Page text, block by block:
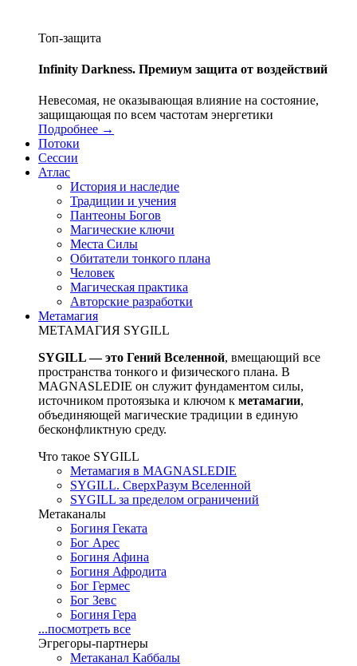
Топ-защита
Infinity Darkness. Премиум защита от воздействий
Невесомая, не оказывающая влияние на состояние,
защищающая по всем частотам энергетики
Подробнее →
Потоки
Сессии
Атлас
История и наследие
Традиции и учения
Пантеоны Богов
Магические ключи
Места Силы
Обитатели тонкого плана
Человек
Магическая практика
Авторские разработки
Метамагия
МЕТАМАГИЯ SYGILL
SYGILL — это Гений Вселенной, вмещающий все
пространства тонкого и физического плана. В
MAGNASLEDIE он служит фундаментом силы,
источником протоязыка и ключом к метамагии,
объединяющей магические традиции в единую
бесконфликтную среду.
Что такое SYGILL
Метамагия в MAGNASLEDIE
SYGILL. СверхРазум Вселенной
SYGILL за пределом ограничений
Метаканалы
Богиня Геката
Бог Арес
Богиня Афина
Богиня Афродита
Бог Гермес
Бог Зевс
Богиня Гера
...посмотреть все
Эгрегоры-партнеры
Метаканал Каббалы